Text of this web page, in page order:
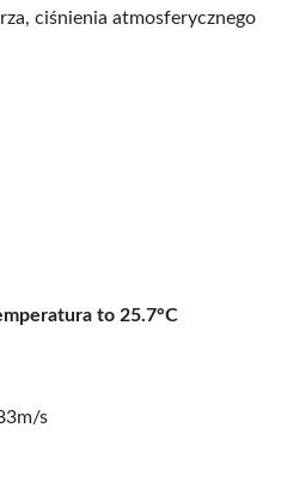
ciśnienia atmosferycznego
to 25.7°C
s